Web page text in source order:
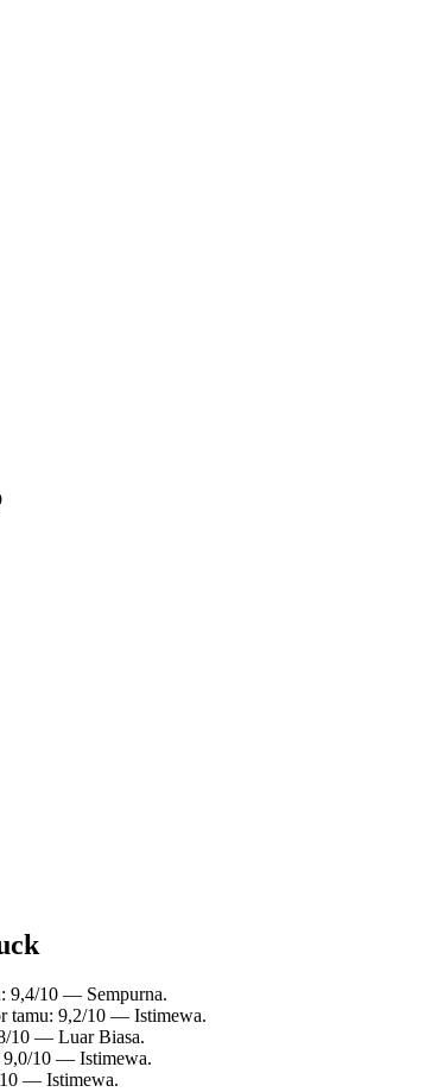
9,4/10 — Sempurna.
tamu: 9,2/10 — Istimewa.
10 — Luar Biasa.
9,0/10 — Istimewa.
— Istimewa.